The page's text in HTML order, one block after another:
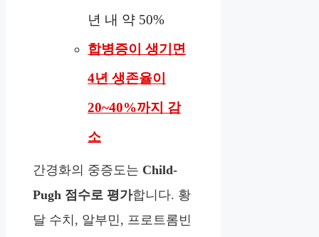
년 내 약 50%
합병증이 생기면
4년 생존율이
20~40%까지 감
소
간경화의 중증도는 Child-
Pugh 점수로 평가합니다. 황
달 수치, 알부민, 프로트롬빈